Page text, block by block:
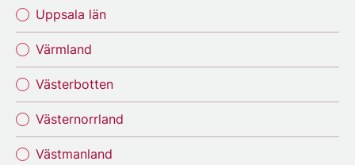
Uppsala län
Värmland
Västerbotten
Västernorrland
Västmanland